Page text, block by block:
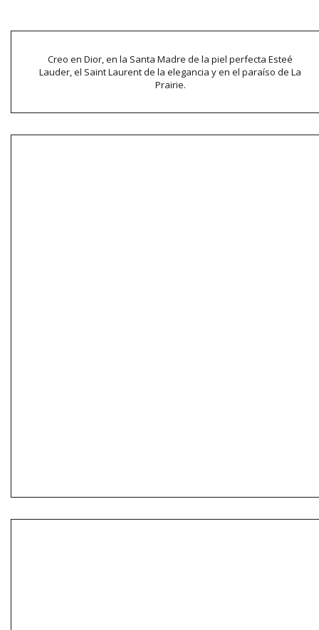
Creo en Dior, en la Santa Madre de la piel perfecta Esteé
Lauder, el Saint Laurent de la elegancia y en el paraíso de La
Prairie.